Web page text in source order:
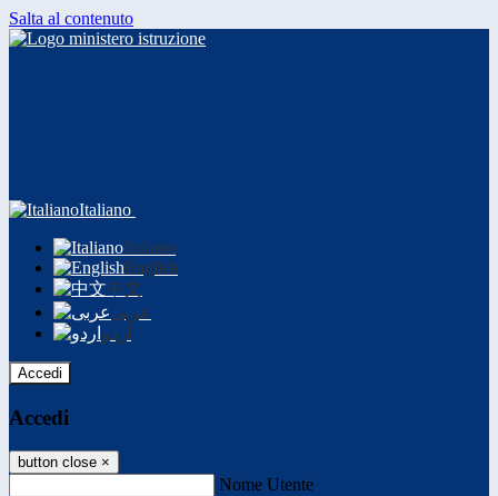
Salta al contenuto
Italiano
Italiano
English
中文
عربى
اردو
Accedi
Accedi
button close ×
Nome Utente